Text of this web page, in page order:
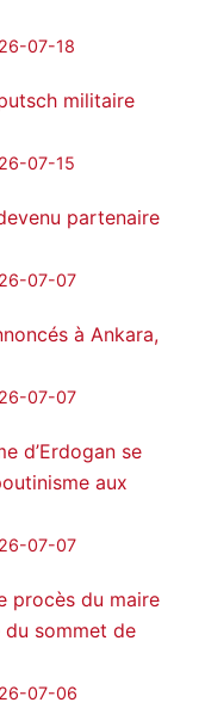
07-18
militaire
07-15
partenaire
07-07
à Ankara,
07-07
d’Erdogan se
aux
07-07
procès du maire
du sommet de
07-06